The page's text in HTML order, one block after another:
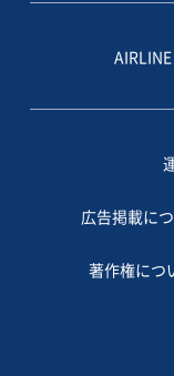
広告掲載に
著作権につ